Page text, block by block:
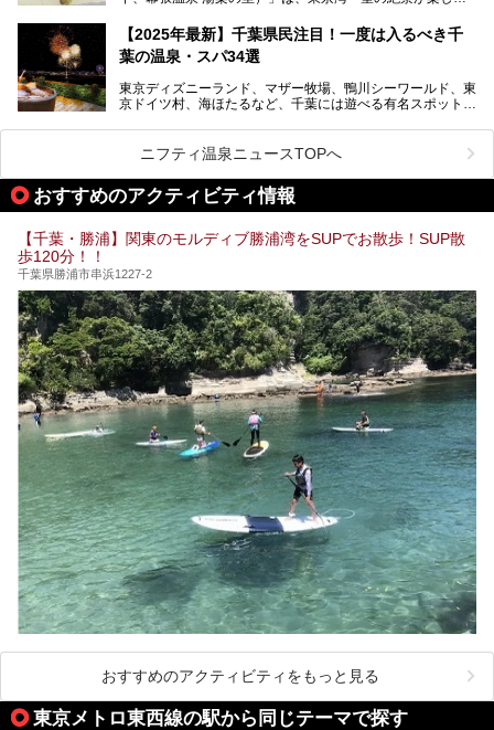
設備も天然温泉の露天風呂、サウナ、岩盤浴のほか、高濃度
炭酸泉、海の見えるお休み処や食事処、展望抜群の屋上ま
で、年代を問わずたっぷり楽しめます。
今回は人気のこの施設の中でも、特におススメしたい3つの
ポイントについて厳選してお届けします。読めばきっと、行
【2025年最新】千葉県民注目！一度は入るべき千
葉の温泉・スパ34選
東京ディズニーランド、マザー牧場、鴨川シーワールド、東
京ドイツ村、海ほたるなど、千葉には遊べる有名スポットが
県で生まれ、千葉県で育ち、つい最近まで千葉在住だった私
がお勧めする、一度は入るべき千葉の温泉・スパ34選をま
とめました。
ニフティ温泉ニュースTOPへ
おすすめのアクティビティ情報
【千葉・勝浦】関東のモルディブ勝浦湾をSUPでお散歩！SUP散
歩120分！！
千葉県勝浦市串浜1227-2
おすすめのアクティビティをもっと見る
東京メトロ東西線の駅から同じテーマで探す